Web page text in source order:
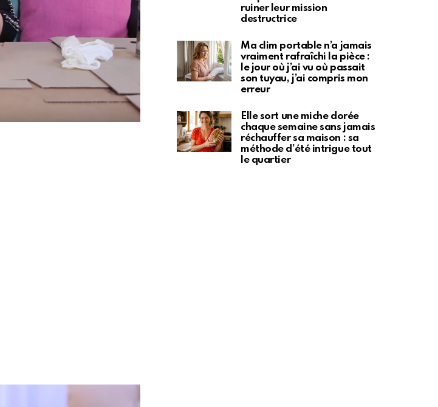
ruiner leur mission
destructrice
Ma clim portable n’a jamais
vraiment rafraîchi la pièce :
le jour où j’ai vu où passait
son tuyau, j’ai compris mon
erreur
Elle sort une miche dorée
chaque semaine sans jamais
réchauffer sa maison : sa
méthode d’été intrigue tout
le quartier